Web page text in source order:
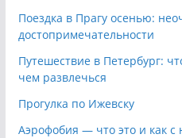
Поездка в Прагу осенью:
достопримечательности
Путешествие в Петербург:
чем развлечься
Прогулка по Ижевску
Аэрофобия — что это и как с